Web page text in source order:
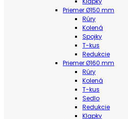
Priemer Ø150 mm
Rúry
Kolená
Spojky
T-kus
Redukcie
Priemer Ø160 mm
Rúry
Kolená
T-kus
Sedlo
Redukcie
Klapky